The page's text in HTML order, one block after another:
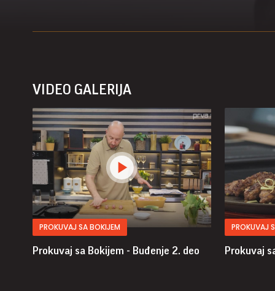
VIDEO GALERIJA
PROKUVAJ SA BOKIJEM
Prokuvaj sa Bokijem - Buđenje 2. deo
PROKUVAJ
Prokuvaj